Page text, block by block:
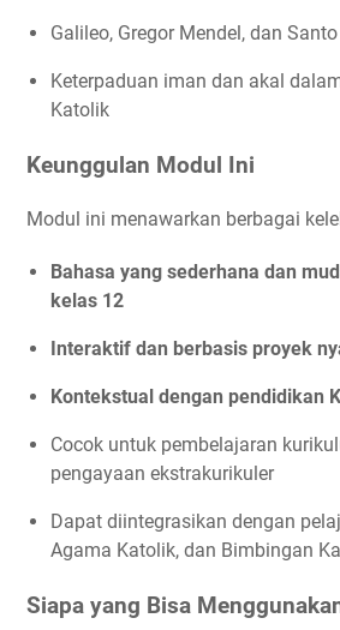
Galileo, Gregor Mendel, dan
Keterpaduan iman dan akal
Katolik
Keunggulan Modul Ini
Modul ini menawarkan berbagai
Bahasa yang sederhana dan
kelas 12
Interaktif dan berbasis proyek
Kontekstual dengan pendidikan
Cocok untuk pembelajaran
pengayaan ekstrakurikuler
Dapat diintegrasikan dengan
Agama Katolik, dan Bimbingan
Siapa yang Bisa